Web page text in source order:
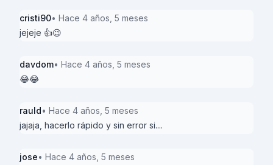
cristi90• Hace 4 años, 5 meses
jejeje 👍😉
davdom• Hace 4 años, 5 meses
😂😂
rauld• Hace 4 años, 5 meses
jajaja, hacerlo rápido y sin error si....
jose• Hace 4 años, 5 meses